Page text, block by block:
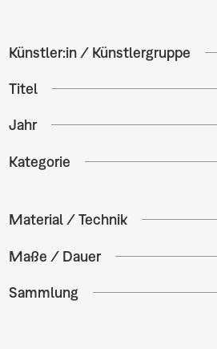
Künstler:in / Künstlergruppe
Titel
Jahr
Kategorie
Material / Technik
Maße / Dauer
Sammlung